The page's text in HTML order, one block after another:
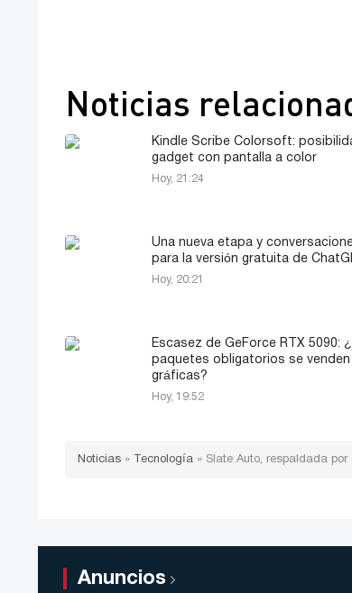
Noticias
Kindle Scribe Colorsoft:
gadget con pantalla a color
Hoy, 21:24
Una nueva etapa y
para la versión gratuita de
Hoy, 20:21
Escasez de GeForce RTX 5090:
paquetes obligatorios se
gráficas?
Hoy, 19:52
Noticias » Tecnología » Slate Auto, respaldada
Anuncios